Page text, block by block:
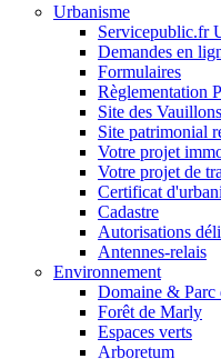
Urbanisme
Servicepublic.fr
Demandes en
Formulaires
Règlementation
Site des Vauillons
Site patrimonial
Votre projet
Votre projet de
Certificat
Cadastre
Autorisations
Antennes-relais
Environnement
Domaine & Parc
Forêt de Marly
Espaces verts
Arboretum